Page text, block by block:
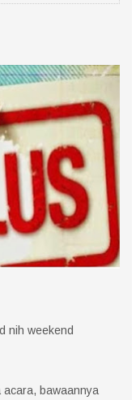
nih weekend
acara, bawaannya